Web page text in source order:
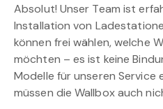
Absolut! Unser Team ist
Installation von
können frei wählen, welche
möchten – es ist keine
Modelle für unseren Service
müssen die Wallbox auch